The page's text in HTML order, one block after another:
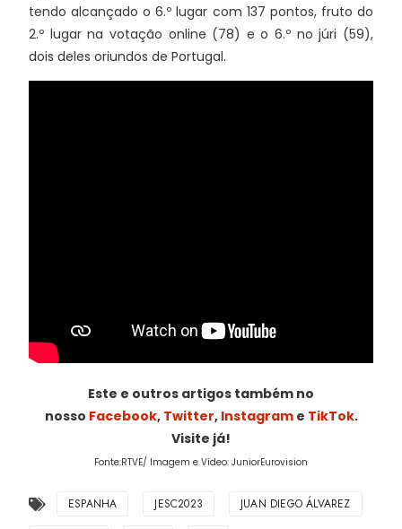
tendo alcançado o 6.º lugar com 137 pontos, fruto do
2.º lugar na votação online (78) e o 6.º no júri (59),
dois deles oriundos de Portugal.
Este e outros artigos também no
nosso Facebook, Twitter, Instagrame TikTok.
Visite já!
Fonte:RTVE/ Imagem e Vídeo: JuniorEurovision
ESPANHA JESC2023 JUAN DIEGO ÁLVAREZ